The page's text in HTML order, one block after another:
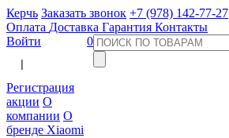
Керчь Заказать звонок +7 (978) 142-77-27
Оплата Доставка Гарантия Контакты
Войти
Регистрация
акции О
компании О
бренде Xiaomi
0